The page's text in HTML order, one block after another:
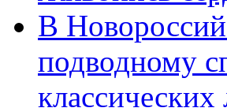
В
подводному